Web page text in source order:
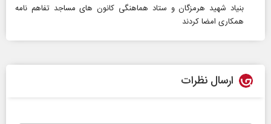
بنیاد شهید هرمزگان و ستاد هماهنگی کانون های مساجد تفاهم نامه
همکاری امضا کردند
ارسال نظرات